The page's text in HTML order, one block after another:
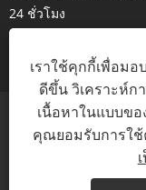
24 ชั่วโมง
สอบถามตอนนี้
Links
เราใช้คุกกี้เพื่อม
ดีขึ้น วิเคราะห์ก
เนื้อหาในแบบข
คุณยอมรับการใช้